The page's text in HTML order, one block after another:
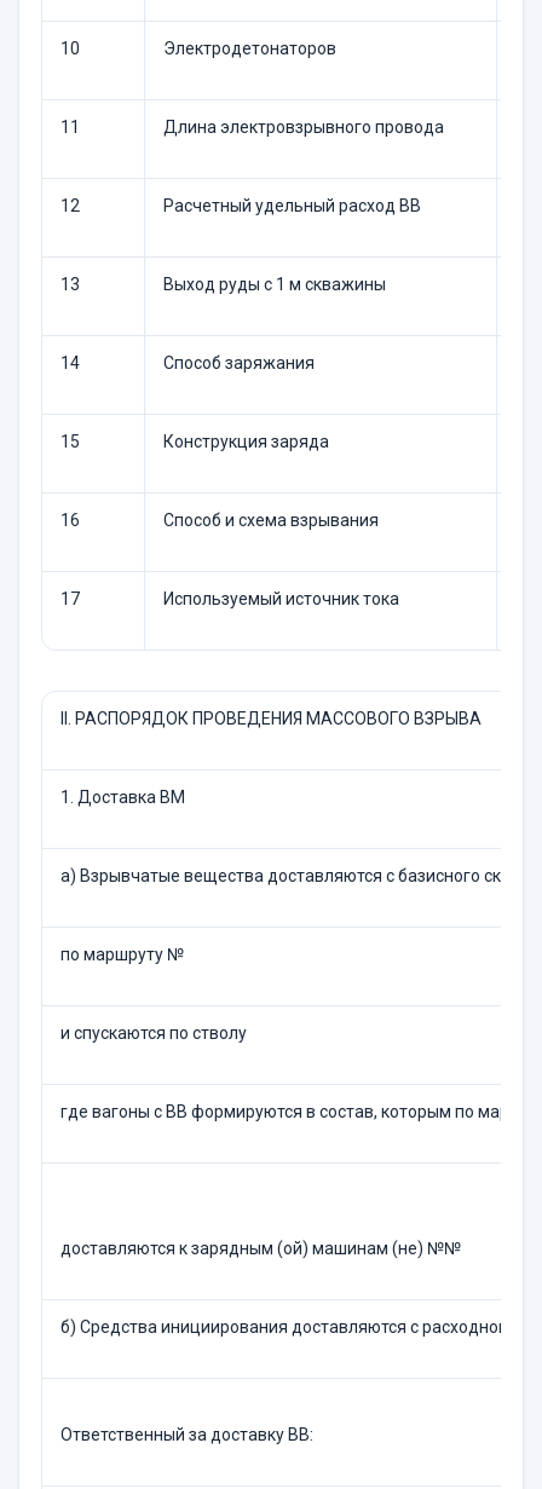
10 Электродетонаторов
11 Длина электровзрывного провода
12 Расчетный удельный расход ВВ
13 Выход руды с 1 м скважины
14 Способ заряжания
15 Конструкция заряда
16 Способ и схема взрывания
17 Используемый источник тока
ІI. РАСПОРЯДОК ПРОВЕДЕНИЯ МАССОВОГО ВЗРЫВА
1. Доставка ВМ
а) Взрывчатые вещества доставляются с базисного склада
по маршруту №
и спускаются по стволу
где вагоны с ВВ формируются в состав, которым по
доставляются к зарядным (ой) машинам (не) №№
б) Средства инициирования доставляются с расходного
Ответственный за доставку ВВ: